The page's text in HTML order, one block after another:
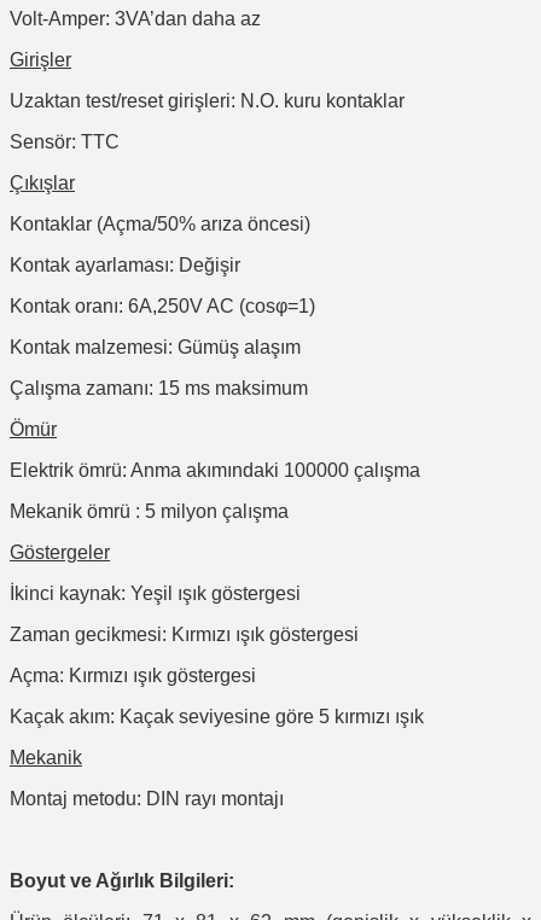
Volt-Amper: 3VA’dan daha az
Girişler
Uzaktan test/reset girişleri: N.O. kuru kontaklar
Sensör: TTC
Çıkışlar
Kontaklar (Açma/50% arıza öncesi)
Kontak ayarlaması: Değişir
Kontak oranı: 6A,250V AC (cosφ=1)
Kontak malzemesi: Gümüş alaşım
Çalışma zamanı: 15 ms maksimum
Ömür
Elektrik ömrü: Anma akımındaki 100000 çalışma
Mekanik ömrü : 5 milyon çalışma
Göstergeler
İkinci kaynak: Yeşil ışık göstergesi
Zaman gecikmesi: Kırmızı ışık göstergesi
Açma: Kırmızı ışık göstergesi
Kaçak akım: Kaçak seviyesine göre 5 kırmızı ışık
Mekanik
Montaj metodu: DIN rayı montajı
Boyut ve Ağırlık Bilgileri: